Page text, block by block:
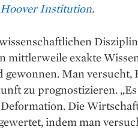
Hoover Institution.
mittlerweile exakte
Man versucht,
zu prognostizieren.
Die
indem man